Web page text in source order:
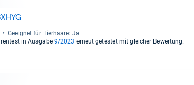
Geeig­net für Tier­haare: Ja
in Ausgabe 9/2023 erneut getestet mit gleicher Bewertung.